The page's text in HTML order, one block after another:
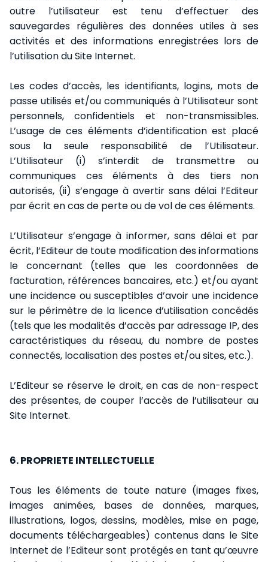
outre l’utilisateur est tenu d’effectuer des
sauvegardes régulières des données utiles à ses
activités et des informations enregistrées lors de
l’utilisation du Site Internet.
Les codes d’accès, les identifiants, logins, mots de
passe utilisés et/ou communiqués à l’Utilisateur sont
personnels, confidentiels et non-transmissibles.
L’usage de ces éléments d’identification est placé
sous la seule responsabilité de l’Utilisateur.
L’Utilisateur (i) s’interdit de transmettre ou
communiques ces éléments à des tiers non
autorisés, (ii) s’engage à avertir sans délai l’Editeur
par écrit en cas de perte ou de vol de ces éléments.
L’Utilisateur s’engage à informer, sans délai et par
écrit, l’Editeur de toute modification des informations
le concernant (telles que les coordonnées de
facturation, références bancaires, etc.) et/ou ayant
une incidence ou susceptibles d’avoir une incidence
sur le périmètre de la licence d’utilisation concédés
(tels que les modalités d’accès par adressage IP, des
caractéristiques du réseau, du nombre de postes
connectés, localisation des postes et/ou sites, etc.).
L’Editeur se réserve le droit, en cas de non-respect
des présentes, de couper l’accès de l’utilisateur au
Site Internet.
6. PROPRIETE INTELLECTUELLE
Tous les éléments de toute nature (images fixes,
images animées, bases de données, marques,
illustrations, logos, dessins, modèles, mise en page,
documents téléchargeables) contenus dans le Site
Internet de l’Editeur sont protégés en tant qu’œuvre